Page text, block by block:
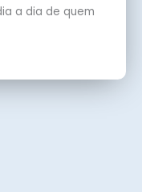
a dia de quem